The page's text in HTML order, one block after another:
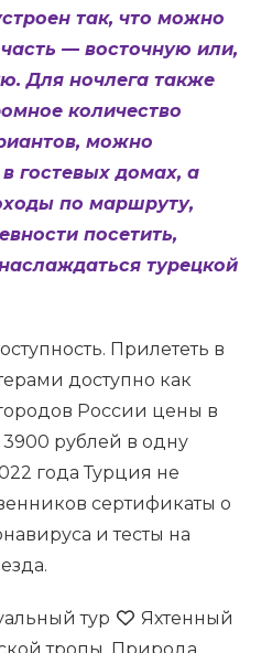
так, что можно
— восточную или,
Для ночлега также
количество
можно
гостевых домах, а
по маршруту,
посетить,
турецкой
Прилететь в
доступно как
России цены в
3900 рублей в одну
года Турция не
сертификаты о
и тесты на
тур
Яхтенный